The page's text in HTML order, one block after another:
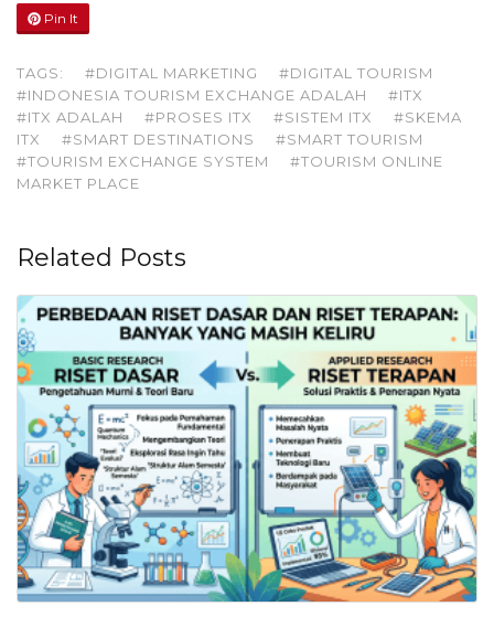
Pin It
TAGS: #DIGITAL MARKETING
#DIGITAL TOURISM
#INDONESIA TOURISM EXCHANGE ADALAH
#ITX
#ITX ADALAH
#PROSES ITX #SISTEM ITX
#SKEMA
ITX
#SMART DESTINATIONS
#SMART TOURISM
#TOURISM EXCHANGE SYSTEM
#TOURISM ONLINE
MARKET PLACE
Related Posts